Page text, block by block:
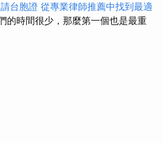
台胞證 從專業律師推薦中找到最適
的時間很少，那麼第一個也是最重